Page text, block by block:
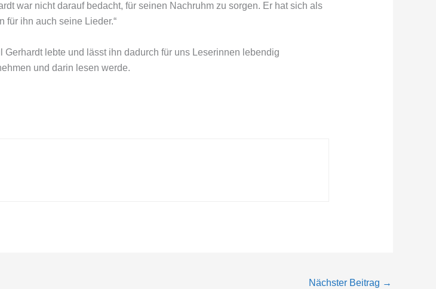
war nicht darauf bedacht, für seinen Nachruhm zu sorgen. Er hat sich als
für ihn auch seine Lieder.“
lebte und lässt ihn dadurch für uns Leserinnen lebendig
und darin lesen werde.
Nächster Beitrag →